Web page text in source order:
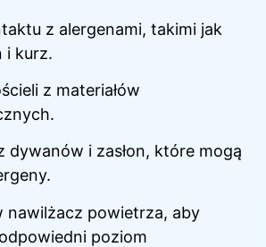
z alergenami, takimi jak
i kurz.
z materiałów
dywanów i zasłon, które mogą
nawilżacz powietrza, aby
poziom